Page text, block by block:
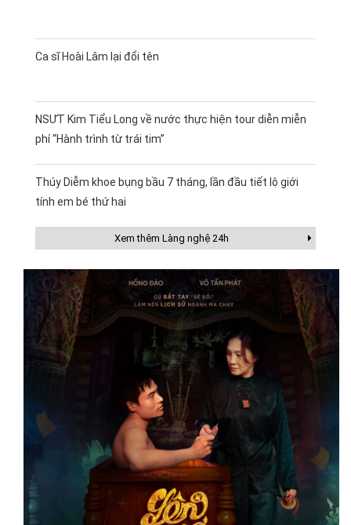
Ca sĩ Hoài Lâm lại đổi tên
NSƯT Kim Tiểu Long về nước thực hiện tour diễn miễn
phí “Hành trình từ trái tim”
Thúy Diễm khoe bụng bầu 7 tháng, lần đầu tiết lộ giới
tính em bé thứ hai
Xem thêm Làng nghệ 24h